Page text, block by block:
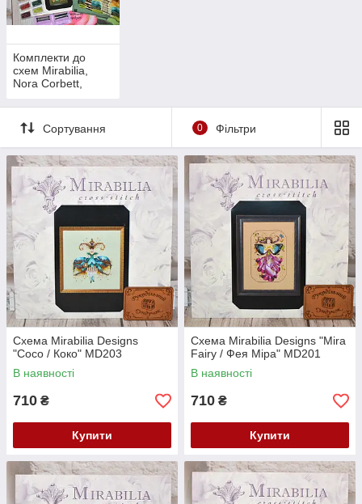
Комплекти до
схем Mirabilia,
Nora Corbett,
Сортування 0 Фільтри
Схема Mirabilia Designs
"Coco / Коко" MD203
В наявності
710 ₴
Купити
Схема Mirabilia Designs "Mira
Fairy / Фея Міра" MD201
В наявності
710 ₴
Купити